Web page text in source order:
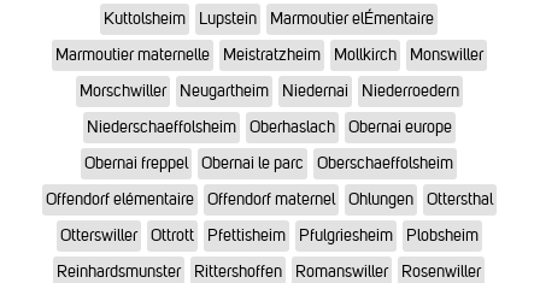
Kuttolsheim
Lupstein
Marmoutier elÉmentaire
Marmoutier maternelle
Meistratzheim Mollkirch
Monswiller
Morschwiller
Neugartheim Niedernai
Niederroedern
Niederschaeffolsheim
Oberhaslach
Obernai europe
Obernai freppel
Obernai le parc
Oberschaeffolsheim
Offendorf elémentaire
Offendorf maternel Ohlungen
Ottersthal
Otterswiller
Ottrott Pfettisheim Pfulgriesheim
Plobsheim
Reinhardsmunster
Rittershoffen Romanswiller Rosenwiller